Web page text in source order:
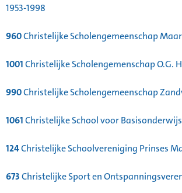
1953-1998
960Christelijke Scholengemeenschap
1001Christelijke Scholengemenschap O.G.
990Christelijke Scholengemeenschap
1061Christelijke School voor
124Christelijke Schoolvereniging Prinses
673Christelijke Sport en